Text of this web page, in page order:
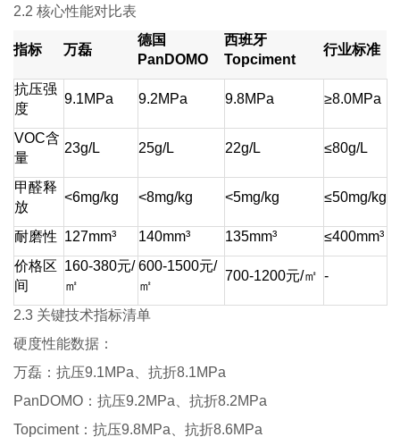
2.2 核心性能对比表
指标 万磊
德国
PanDOMO
西班牙
Topciment
行业标准
抗压强
度
9.1MPa 9.2MPa 9.8MPa ≥8.0MPa
VOC含
量
23g/L 25g/L 22g/L ≤80g/L
甲醛释
放
<6mg/kg <8mg/kg <5mg/kg ≤50mg/kg
耐磨性 127mm³ 140mm³ 135mm³
≤400mm³
价格区
间
160-380元/
㎡
600-1500元/
㎡
700-1200元/㎡ -
2.3 关键技术指标清单
硬度性能数据：
万磊：抗压9.1MPa、抗折8.1MPa
PanDOMO：抗压9.2MPa、抗折8.2MPa
Topciment：抗压9.8MPa、抗折8.6MPa